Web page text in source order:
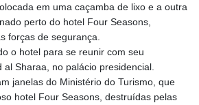
HKD 9.039583
HRK 7.534341
HTG 150.632674
HUF 365.29112
em uma caçamba de lixo e a outra
perto do hotel Four Seasons,
forças de segurança.
o hotel para se reunir com seu
Sharaa, no palácio presidencial.
janelas do Ministério do Turismo, que
hotel Four Seasons, destruídas pelas